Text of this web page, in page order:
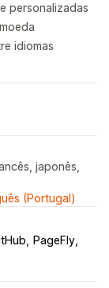
personalizadas
idiomas
japonês,
(Portugal)
PageFly